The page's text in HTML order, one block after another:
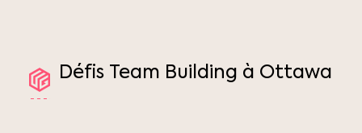
Défis Team Building à Ottawa